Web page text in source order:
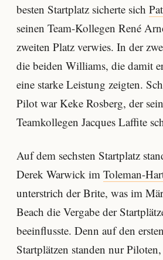
besten Startplatz sicherte sich
seinen Team-Kollegen René
zweiten Platz verwies. In der
die beiden Williams, die damit
eine starke Leistung zeigten.
Pilot war Keke Rosberg, der
Teamkollegen Jacques Laffite
Auf dem sechsten Startplatz
Derek Warwick im Toleman-
unterstrich der Brite, was im
Beach die Vergabe der
beeinflusste. Denn auf den
Startplätzen standen nur